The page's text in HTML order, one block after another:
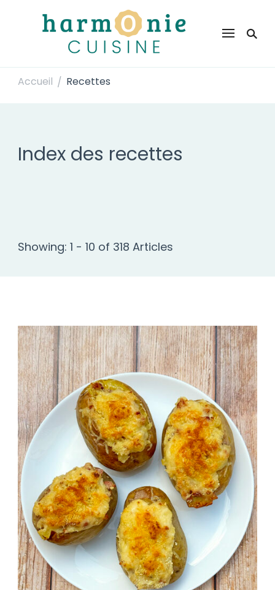
Harmonie Cuisine
Accueil / Recettes
Index des recettes
Showing: 1 - 10 of 318 Articles